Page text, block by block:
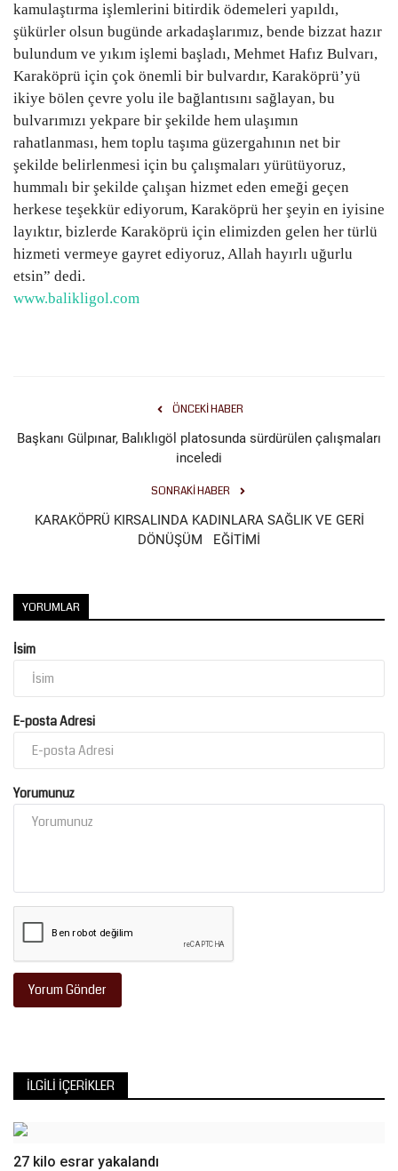
Künye
Sağlık
İletişim
Kültür Sanat
kamulaştırma işlemlerini bitirdik ödemeleri yapıldı,
şükürler olsun bugünde arkadaşlarımız, bende bizzat hazır
bulundum ve yıkım işlemi başladı, Mehmet Hafız Bulvarı,
Karaköprü için çok önemli bir bulvardır, Karaköprü’yü
ikiye bölen çevre yolu ile bağlantısını sağlayan, bu
bulvarımızı yekpare bir şekilde hem ulaşımın
rahatlanması, hem toplu taşıma güzergahının net bir
şekilde belirlenmesi için bu çalışmaları yürütüyoruz,
hummalı bir şekilde çalışan hizmet eden emeği geçen
herkese teşekkür ediyorum, Karaköprü her şeyin en iyisine
layıktır, bizlerde Karaköprü için elimizden gelen her türlü
hizmeti vermeye gayret ediyoruz, Allah hayırlı uğurlu
etsin” dedi.
www.balikligol.com
ÖNCEKI HABER
Başkanı Gülpınar, Balıklıgöl platosunda sürdürülen çalışmaları
inceledi
SONRAKI HABER
KARAKÖPRÜ KIRSALINDA KADINLARA SAĞLIK VE GERİ
DÖNÜŞÜM EĞİTİMİ
YORUMLAR
İsim
E-posta Adresi
Yorumunuz
Yorum Gönder
İLGILI İÇERIKLER
27 kilo esrar yakalandı